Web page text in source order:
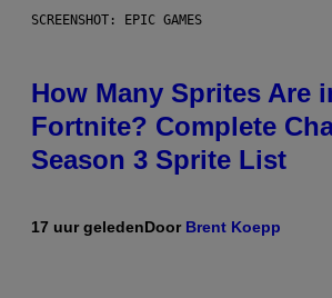
SCREENSHOT: EPIC GAMES
How Many Sprites Are
Fortnite? Complete
Season 3 Sprite List
17 uur geledenDoor Brent Koepp